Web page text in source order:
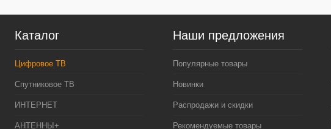
Каталог
Цифровое ТВ
Спутниковое ТВ
ИНТЕРНЕТ
АНТЕННЫ+
Наши предложения
Популярные товары
Новинки
Распродажи и скидки
Рекомендуемые товары